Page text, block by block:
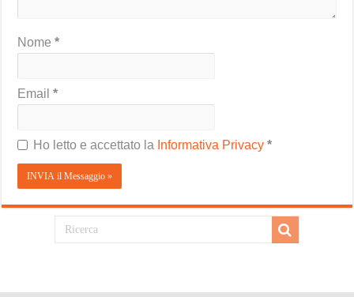
Nome*
Email*
Ho letto e accettato la Informativa Privacy*